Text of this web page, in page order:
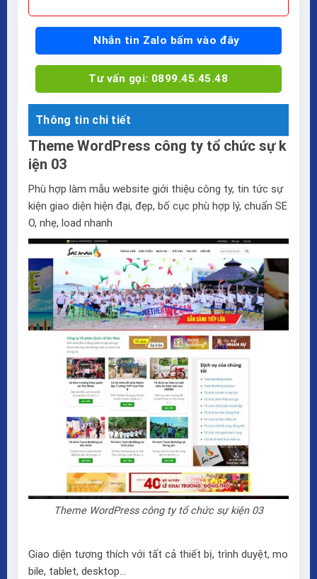
Nhắn tin Zalo bấm vào đây
Tư vấn gọi: 0899.45.45.48
Thông tin chi tiết
Theme WordPress công ty tổ chức sự k
iện 03
Phù hợp làm mẫu website giới thiệu công ty, tin tức sự
kiện giao diện hiện đại, đẹp, bố cục phù hợp lý, chuẩn SE
O, nhẹ, load nhanh
Theme WordPress công ty tổ chức sự kiện 03
Giao diện tương thích với tất cả thiết bị, trình duyệt, mo
bile, tablet, desktop…